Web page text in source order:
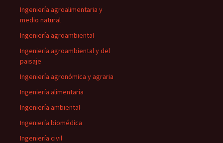
Ingeniería agroalimentaria y
medio natural
Ingeniería agroambiental
Ingeniería agroambiental y del
paisaje
Ingeniería agronómica y agraria
Ingeniería alimentaria
Ingeniería ambiental
Ingeniería biomédica
Ingeniería civil